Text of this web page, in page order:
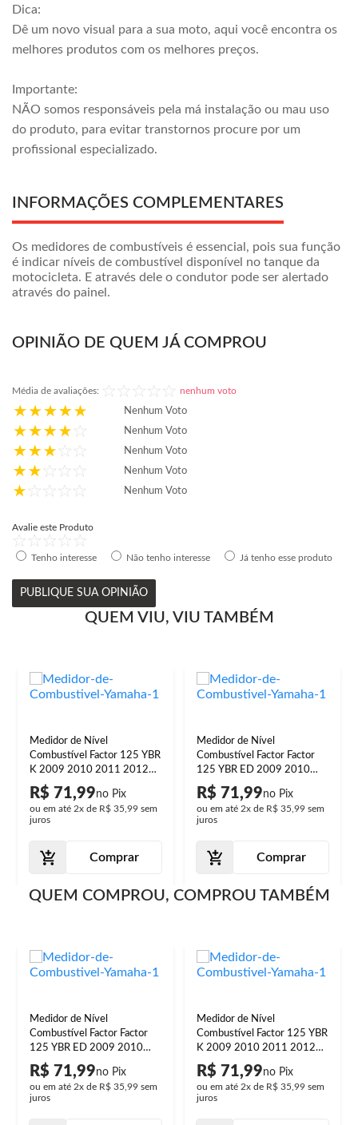
Dica:
Dê um novo visual para a sua moto, aqui você encontra os
melhores produtos com os melhores preços.
Importante:
NÃO somos responsáveis pela má instalação ou mau uso
do produto, para evitar transtornos procure por um
profissional especializado.
INFORMAÇÕES COMPLEMENTARES
Os medidores de combustíveis é essencial, pois sua função
é indicar níveis de combustível disponível no tanque da
motocicleta. E através dele o condutor pode ser alertado
através do painel.
OPINIÃO DE QUEM JÁ COMPROU
Média de avaliações: nenhum voto
Nenhum Voto
Nenhum Voto
Nenhum Voto
Nenhum Voto
Nenhum Voto
Avalie este Produto
Tenho interesse Não tenho interesse Já tenho esse produto
PUBLIQUE SUA OPINIÃO
QUEM VIU, VIU TAMBÉM
Medidor de Nível
Combustível Factor 125 YBR
K 2009 2010 2011 2012
2013 2014 2015
R$ 71,99
ou em até 2x de R$ 35,99 sem
juros
Comprar
Medidor de Nível
Combustível Factor Factor
125 YBR ED 2009 2010
2011 2012 2013 2014
2015
R$ 71,99
ou em até 2x de R$ 35,99 sem
juros
Comprar
QUEM COMPROU, COMPROU TAMBÉM
Medidor de Nível
Combustível Factor Factor
125 YBR ED 2009 2010
2011 2012 2013 2014
2015
R$ 71,99
ou em até 2x de R$ 35,99 sem
juros
Medidor de Nível
Combustível Factor 125 YBR
K 2009 2010 2011 2012
2013 2014 2015
R$ 71,99
ou em até 2x de R$ 35,99 sem
juros